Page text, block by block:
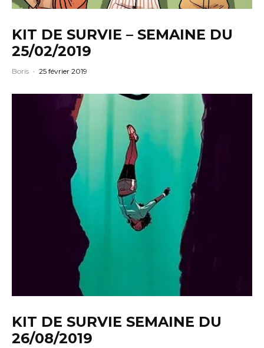
KIT DE SURVIE – SEMAINE DU
25/02/2019
Boris · 25 février 2019
KIT DE SURVIE SEMAINE DU
26/08/2019